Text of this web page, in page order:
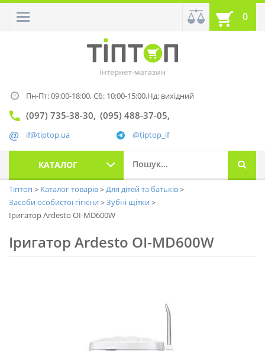
0
Пн-Пт: 09:00-18:00,Сб: 10:00-15:00,Нд: вихідний
(097) 735-38-30 (095) 488-37-05
@tiptop_if
if@tiptop.ua
КАТАЛОГ
Тіптоп Каталог товарів
Для дітей та батьків
Засоби особистої гігієни
Зубні щітки
Іригатор Ardesto OI-MD600W
Іригатор Ardesto OI-MD600W